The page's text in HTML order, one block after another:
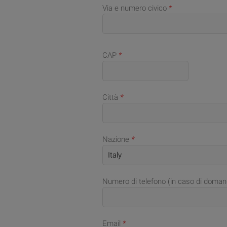
Via e numero civico *
CAP *
Città *
Nazione *
Numero di telefono (in caso di
Email *